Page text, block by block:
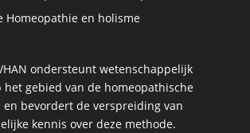
Homeopathie en holisme
ondersteunt wetenschappelijk
het gebied van de homeopathische
en bevordert de verspreiding van
kennis over deze methode.